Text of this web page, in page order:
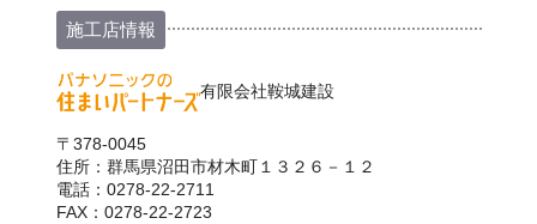
施工店情報
有限会社鞍城建設
〒378-0045
住所：群馬県沼田市材木町１３２６－１２
電話：0278-22-2711
FAX：0278-22-2723